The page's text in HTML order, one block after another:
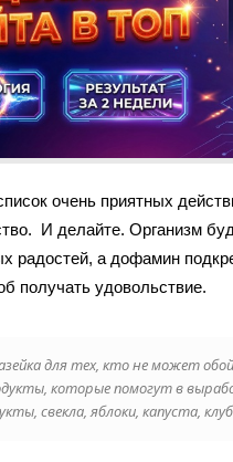
очень приятных
И делайте. Организм
радостей, а дофамин
получать удовольствие.
для тех, кто не может
которые помогут в
свекла, яблоки, капуста,